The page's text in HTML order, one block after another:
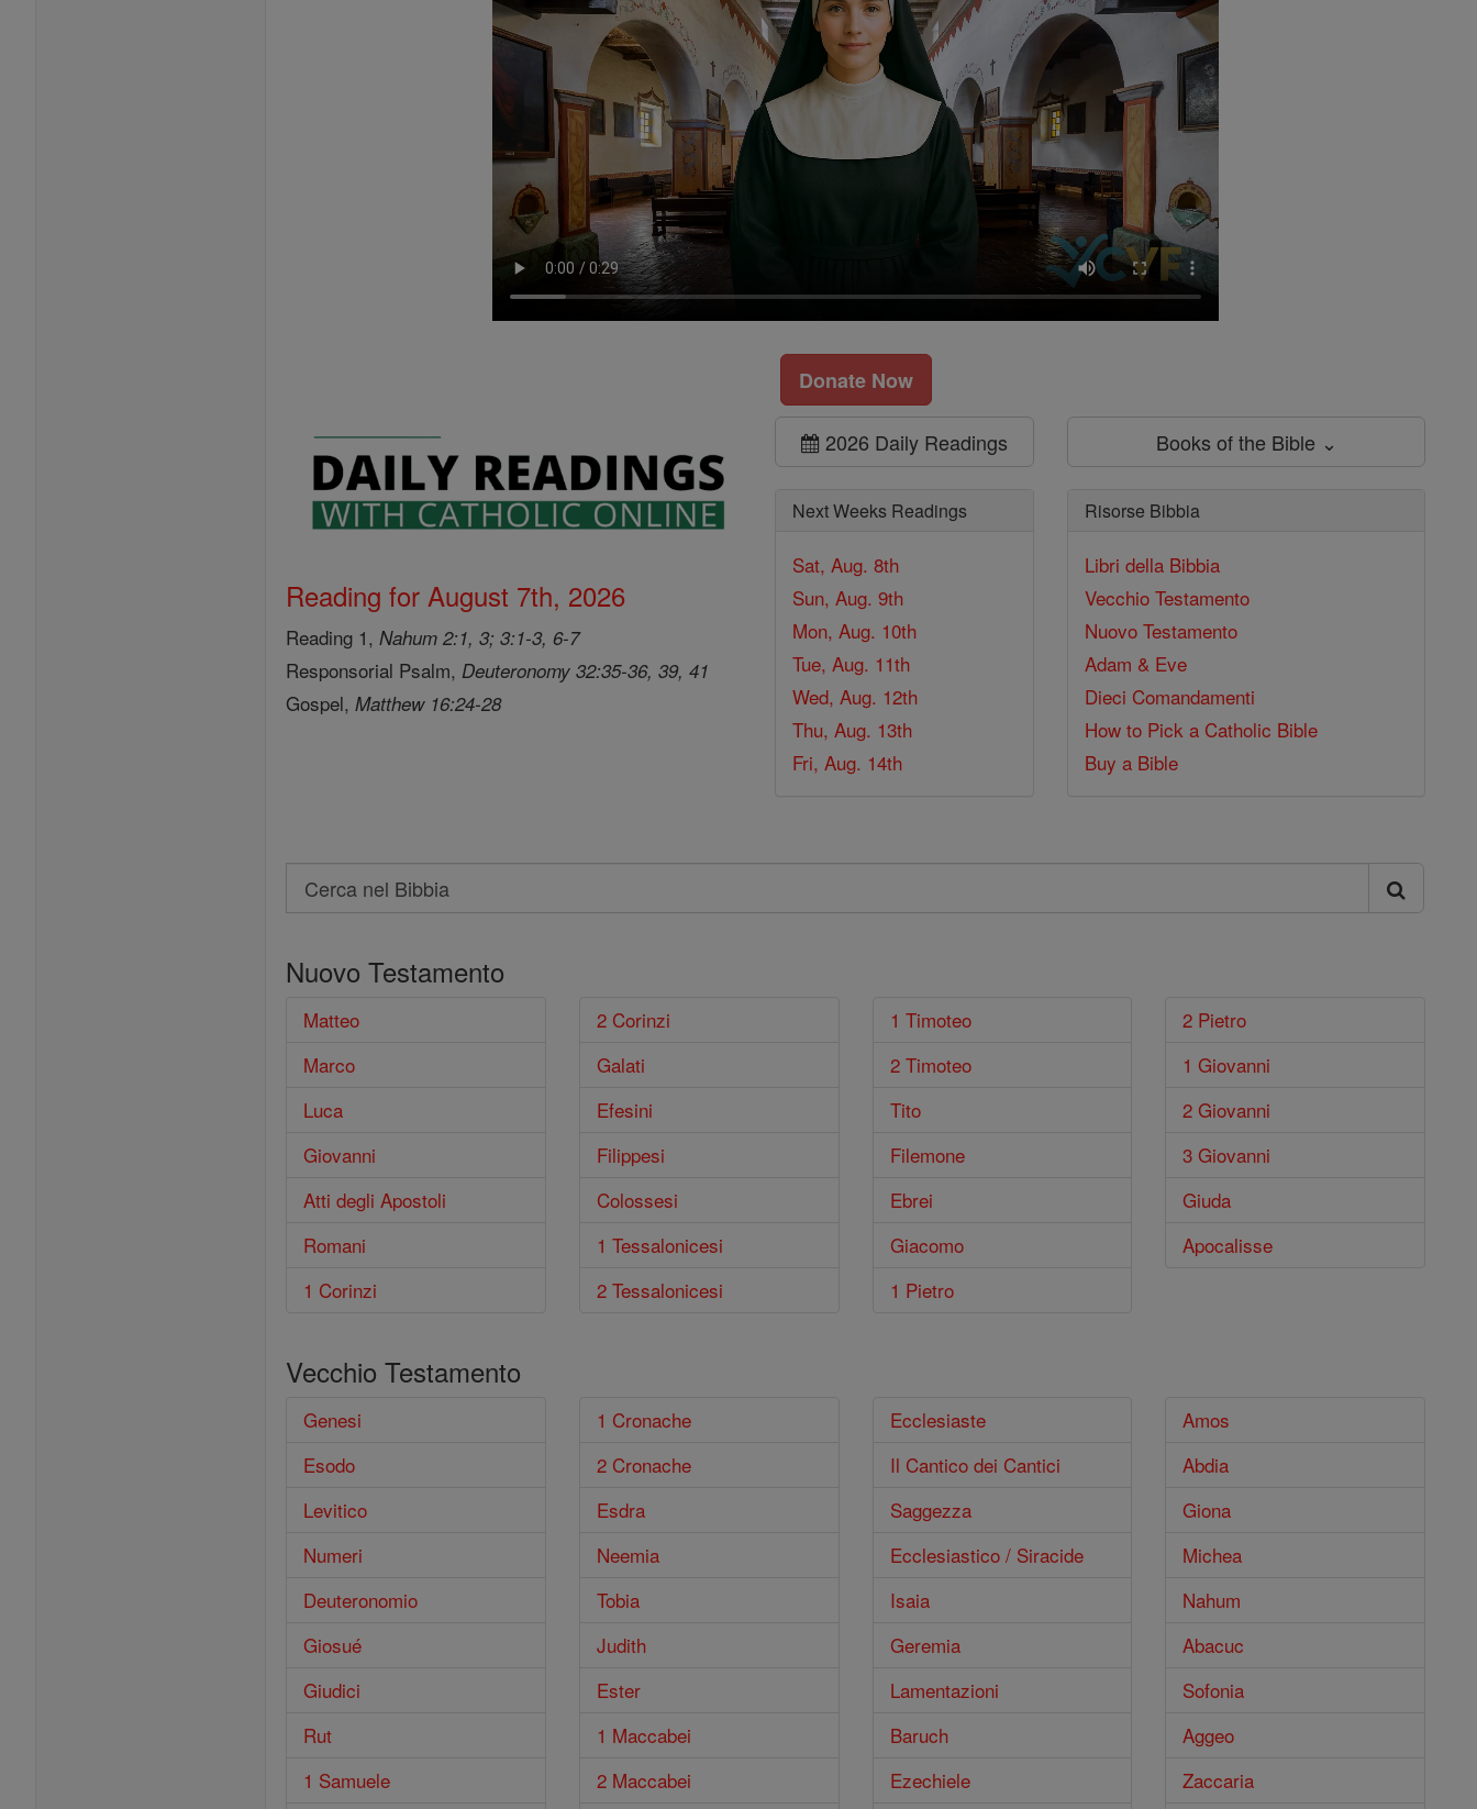
Donate Now
Reading for August 7th, 2026
Reading 1,Nahum 2:1, 3; 3:1-3, 6-7
Responsorial Psalm, Deuteronomy 32:35-36, 39, 41
Gospel,Matthew 16:24-28
2026 Daily Readings
Next Weeks Readings
Sat, Aug. 8th
Sun, Aug. 9th
Mon, Aug. 10th
Tue, Aug. 11th
Wed, Aug. 12th
Thu, Aug. 13th
Fri, Aug. 14th
Books of the Bible ⌄
Risorse Bibbia
Libri della Bibbia
Vecchio Testamento
Nuovo Testamento
Adam & Eve
Dieci Comandamenti
How to Pick a Catholic Bible
Buy a Bible
Search
Cerca
Bibbia
Nuovo Testamento
Matteo
Marco
Luca
Giovanni
Atti degli Apostoli
Romani
1 Corinzi
2 Corinzi
Galati
Efesini
Filippesi
Colossesi
1 Tessalonicesi
2 Tessalonicesi
1 Timoteo
2 Timoteo
Tito
Filemone
Ebrei
Giacomo
1 Pietro
2 Pietro
1 Giovanni
2 Giovanni
3 Giovanni
Giuda
Apocalisse
Vecchio Testamento
Genesi
Esodo
Levitico
Numeri
Deuteronomio
Giosué
Giudici
Rut
1 Samuele
1 Cronache
2 Cronache
Esdra
Neemia
Tobia
Judith
Ester
1 Maccabei
2 Maccabei
Ecclesiaste
Il Cantico dei Cantici
Saggezza
Ecclesiastico / Siracide
Isaia
Geremia
Lamentazioni
Baruch
Ezechiele
Amos
Abdia
Giona
Michea
Nahum
Abacuc
Sofonia
Aggeo
Zaccaria